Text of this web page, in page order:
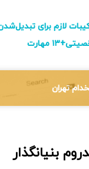
لازم برای
تهران
بنیانگذار